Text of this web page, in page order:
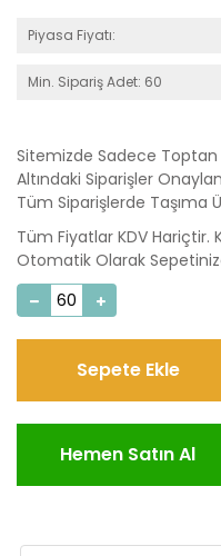
Piyasa Fiyatı:
Min. Sipariş Adet: 60
Sitemizde Sadece Toptan
Altındaki Siparişler
Tüm Siparişlerde Taşıma
Tüm Fiyatlar KDV Hariçtir.
Otomatik Olarak
Sepete Ekle
Hemen Satın Al